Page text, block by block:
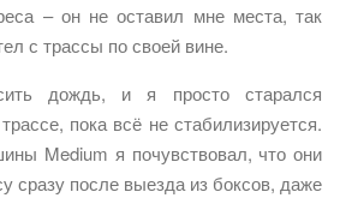
– он не оставил мне места, так
с трассы по своей вине.
дождь, и я просто старался
пока всё не стабилизируется.
Medium я почувствовал, что они
сразу после выезда из боксов, даже